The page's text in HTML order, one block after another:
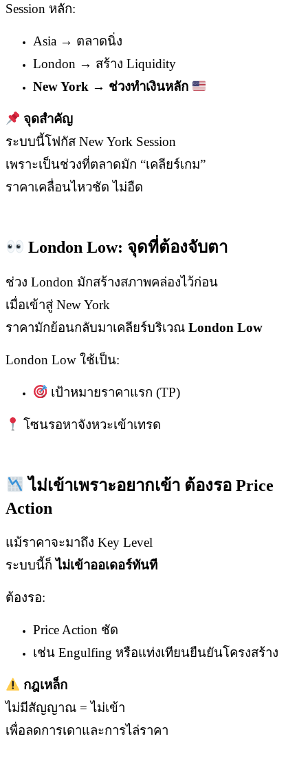
Session หลัก:
Asia → ตลาดนิ่ง
London → สร้าง Liquidity
New York → ช่วงทำเงินหลัก
จุดสำคัญ
ระบบนี้โฟกัส New York Session
เพราะเป็นช่วงที่ตลาดมัก “เคลียร์เกม”
ราคาเคลื่อนไหวชัด ไม่อืด
London Low: จุดที่ต้องจับตา
ช่วง London มักสร้างสภาพคล่องไว้ก่อน
เมื่อเข้าสู่ New York
ราคามักย้อนกลับมาเคลียร์บริเวณ London Low
London Low ใช้เป็น:
เป้าหมายราคาแรก (TP)
โซนรอหาจังหวะเข้าเทรด
ไม่เข้าเพราะอยากเข้า ต้องรอ Price
Action
แม้ราคาจะมาถึง Key Level
ระบบนี้ก็ไม่เข้าออเดอร์ทันที
ต้องรอ:
Price Action ชัด
เช่น Engulfing หรือแท่งเทียนยืนยันโครงสร้าง
กฎเหล็ก
ไม่มีสัญญาณ = ไม่เข้า
เพื่อลดการเดาและการไล่ราคา